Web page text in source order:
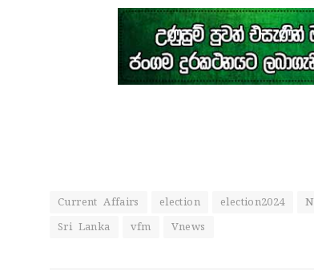
Current Affairs election election2024
Sri Lanka
vfm Vnews